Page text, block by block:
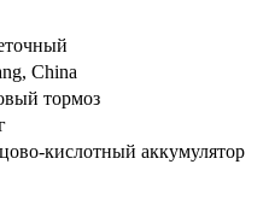
China
тормоз
кислотный аккумулятор